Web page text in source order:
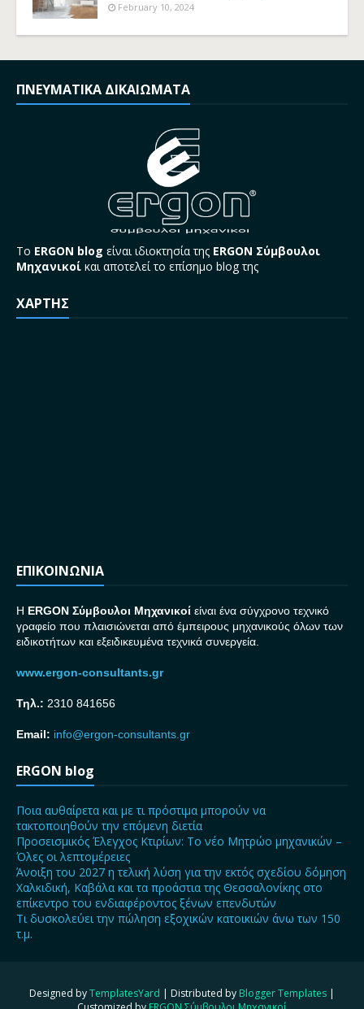
February 10, 2024
ΠΝΕΥΜΑΤΙΚΑ ΔΙΚΑΙΩΜΑΤΑ
Το ERGON blog είναι ιδιοκτησία της ERGON Σύμβουλοι
Μηχανικοί και αποτελεί το επίσημο blog της
ΧΑΡΤΗΣ
ΕΠΙΚΟΙΝΩΝΙΑ
H ERGON Σύμβουλοι Μηχανικοί είναι ένα σύγχρονο τεχνικό
γραφείο που πλαισιώνεται από έμπειρους μηχανικούς όλων των
ειδικοτήτων και εξειδικευμένα τεχνικά συνεργεία.
www.ergon-consultants.gr
Τηλ.: 2310 841656
Email: info@ergon-consultants.gr
ERGON blog
Ποια αυθαίρετα και με τι πρόστιμα μπορούν να
τακτοποιηθούν την επόμενη διετία
Προσεισμικός Έλεγχος Κτιρίων: Το νέο Μητρώο μηχανικών –
Όλες οι λεπτομέρειες
Άνοιξη του 2027 η τελική λύση για την εκτός σχεδίου δόμηση
Χαλκιδική, Καβάλα και τα προάστια της Θεσσαλονίκης στο
επίκεντρο του ενδιαφέροντος ξένων επενδυτών
Τι δυσκολεύει την πώληση εξοχικών κατοικιών άνω των 150
τ.μ.
Designed byTemplatesYard | Distributed by Blogger Templates |